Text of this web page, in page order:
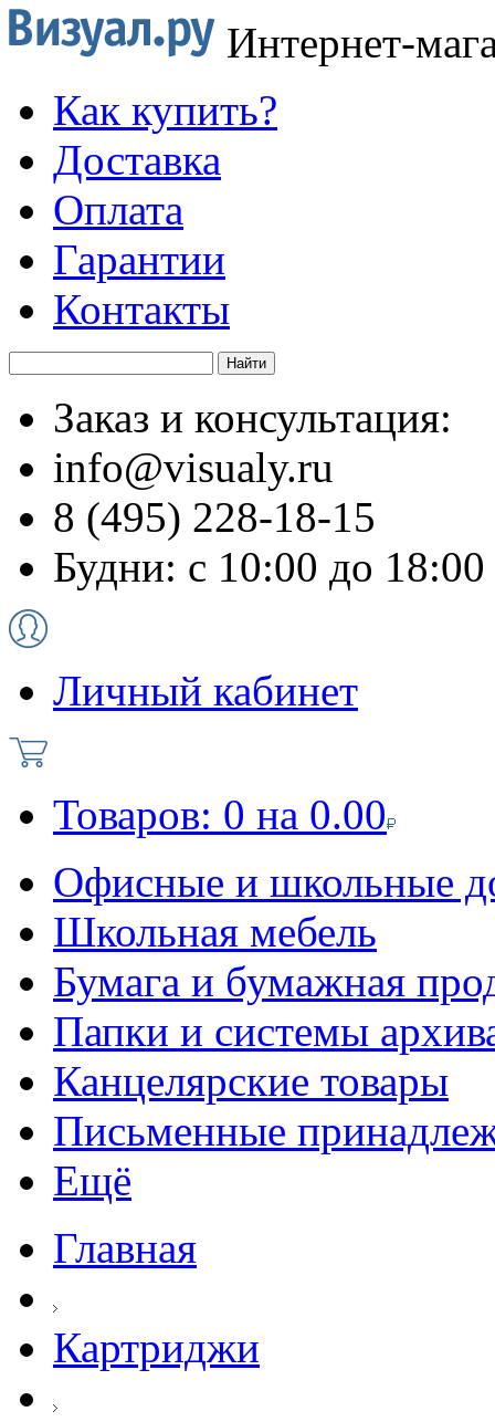
Интернет-
Как купить?
Доставка
Оплата
Гарантии
Контакты
Заказ и консультация:
info@visualy.ru
8 (495) 228-18-15
Будни: с 10:00 до 18:00
Личный кабинет
Товаров: 0 на 0.00
Офисные и школьные
Школьная мебель
Бумага и бумажная
Папки и системы
Канцелярские товары
Письменные
Ещё
Главная
Картриджи